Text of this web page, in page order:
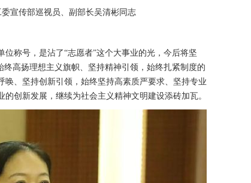
传部巡视员、副部长吴清彬同志
称号，是沾了“志愿者”这个大事业的光，今后将坚
高扬理想主义旗帜、坚持精神引领，始终扎紧制度的
、坚持创新引领，始终坚持高素质严要求、坚持专业
创新发展，继续为社会主义精神文明建设添砖加瓦。